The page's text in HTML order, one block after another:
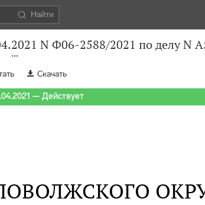
Найти
N Ф06-2588/2021 по делу N
Скачать
— Действует